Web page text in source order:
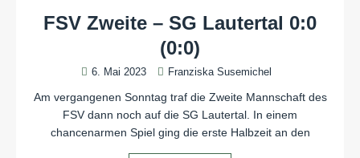
FSV Zweite – SG Lautertal 0:0
(0:0)
6. Mai 2023 Franziska Susemichel
Am vergangenen Sonntag traf die Zweite Mannschaft des
FSV dann noch auf die SG Lautertal. In einem
chancenarmen Spiel ging die erste Halbzeit an den